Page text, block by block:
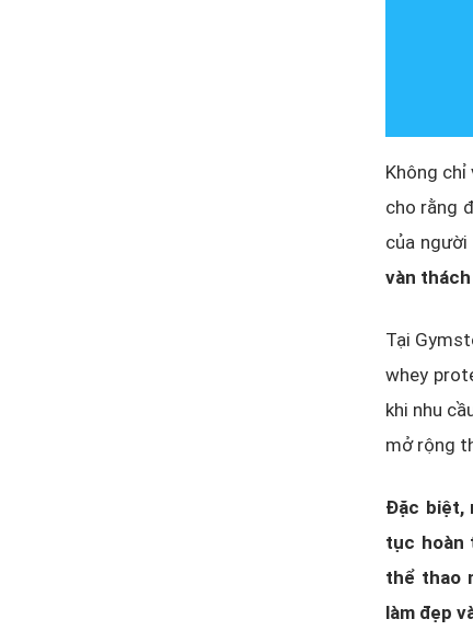
Không
cho rằng
của
vàn
Tại
whey
khi nhu
mở rộng
Đặc biệt,
tục hoàn
thể thao
làm đẹp